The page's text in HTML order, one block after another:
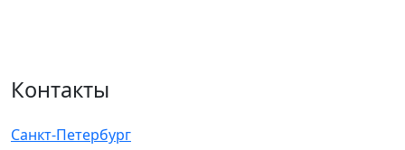
Контакты
Санкт-Петербург